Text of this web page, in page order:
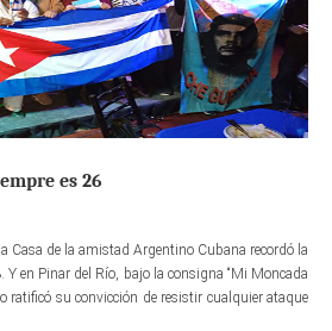
es 26
Casa de la amistad Argentino Cubana recordó la
en Pinar del Río, bajo la consigna “Mi Moncada
ratificó su convicción de resistir cualquier ataque